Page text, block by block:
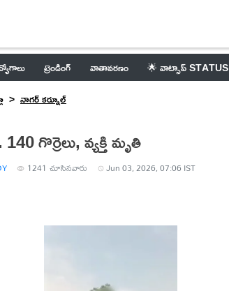
ట్రెండింగ్ వాతావరణం 🌟 వాట్సాప్ STATUS
నాగర్ కర్నూల్
గొర్రెలు, వ్యక్తి మృతి
1241 చూసినవారు Jun 03, 2026, 07:06 IST